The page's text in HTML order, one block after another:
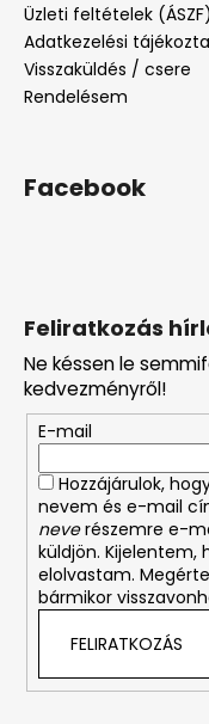
Feliratkozás
Ne késsen le
kedvezményről!
E-mail
Hozzájárulok,
nevem és e-mail
neverészemre e-
küldjön. Kijelentem,
elolvastam.
bármikor
FELIRATKOZÁS
Üzleti feltételek (ÁSZF)
Adatkezelési
Visszaküldés / csere
Rendelésem
Facebook